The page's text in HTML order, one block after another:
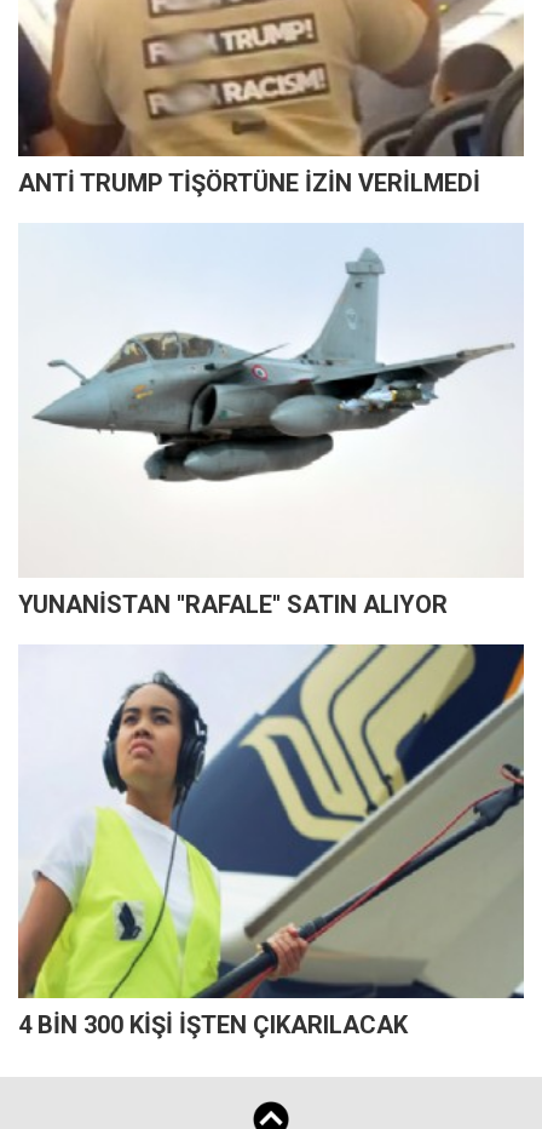
ANTİ TRUMP TİŞÖRTÜNE İZİN VERİLMEDİ
YUNANİSTAN ''RAFALE'' SATIN ALIYOR
4 BİN 300 KİŞİ İŞTEN ÇIKARILACAK